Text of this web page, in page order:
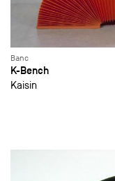
Banc
K-Bench
Kaisin